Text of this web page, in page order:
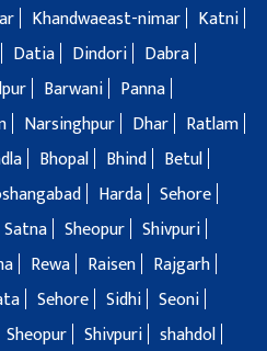
Khandwaeast-nimar
Katni
Datia Dindori
Dabra
Barwani
Panna
Narsinghpur Dhar
Ratlam
Bhopal Bhind
Betul
Harda Sehore
Satna Sheopur Shivpuri
Rewa Raisen
Rajgarh
Sehore Sidhi Seoni
Sheopur Shivpuri shahdol